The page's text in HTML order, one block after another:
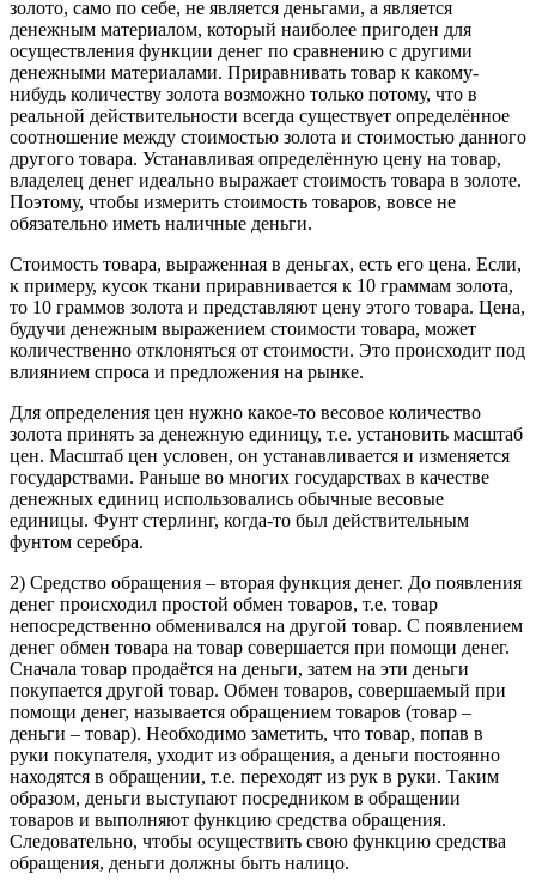
золото, само по себе, не является деньгами, а является
денежным материалом, который наиболее пригоден для
осуществления функции денег по сравнению с другими
денежными материалами. Приравнивать товар к какому-
нибудь количеству золота возможно только потому, что в
реальной действительности всегда существует определённое
соотношение между стоимостью золота и стоимостью данного
другого товара. Устанавливая определённую цену на товар,
владелец денег идеально выражает стоимость товара в золоте.
Поэтому, чтобы измерить стоимость товаров, вовсе не
обязательно иметь наличные деньги.
Стоимость товара, выраженная в деньгах, есть его цена. Если,
к примеру, кусок ткани приравнивается к 10 граммам золота,
то 10 граммов золота и представляют цену этого товара. Цена,
будучи денежным выражением стоимости товара, может
количественно отклоняться от стоимости. Это происходит под
влиянием спроса и предложения на рынке.
Для определения цен нужно какое-то весовое количество
золота принять за денежную единицу, т.е. установить масштаб
цен. Масштаб цен условен, он устанавливается и изменяется
государствами. Раньше во многих государствах в качестве
денежных единиц использовались обычные весовые
единицы. Фунт стерлинг, когда-то был действительным
фунтом серебра.
2) Средство обращения – вторая функция денег. До появления
денег происходил простой обмен товаров, т.е. товар
непосредственно обменивался на другой товар. С появлением
денег обмен товара на товар совершается при помощи денег.
Сначала товар продаётся на деньги, затем на эти деньги
покупается другой товар. Обмен товаров, совершаемый при
помощи денег, называется обращением товаров (товар –
деньги – товар). Необходимо заметить, что товар, попав в
руки покупателя, уходит из обращения, а деньги постоянно
находятся в обращении, т.е. переходят из рук в руки. Таким
образом, деньги выступают посредником в обращении
товаров и выполняют функцию средства обращения.
Следовательно, чтобы осуществить свою функцию средства
обращения, деньги должны быть налицо.